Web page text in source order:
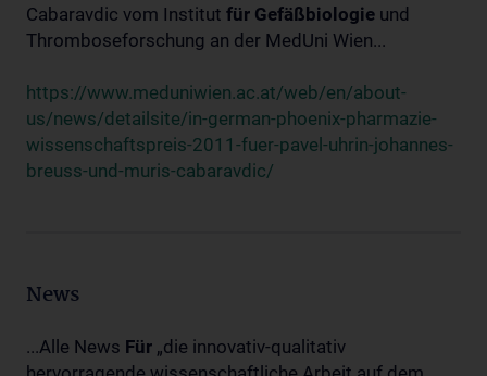
Cabaravdic vom Institut für Gefäßbiologie und
Thromboseforschung an der MedUni Wien...
https://www.meduniwien.ac.at/web/en/about-
us/news/detailsite/in-german-phoenix-pharmazie-
wissenschaftspreis-2011-fuer-pavel-uhrin-johannes-
breuss-und-muris-cabaravdic/
News
...Alle News Für „die innovativ-qualitativ